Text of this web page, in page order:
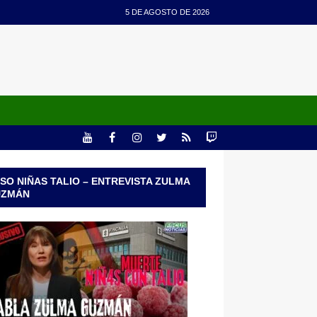
5 DE AGOSTO DE 2026
NIÑAS TALIO – ENTREVISTA ZULMA